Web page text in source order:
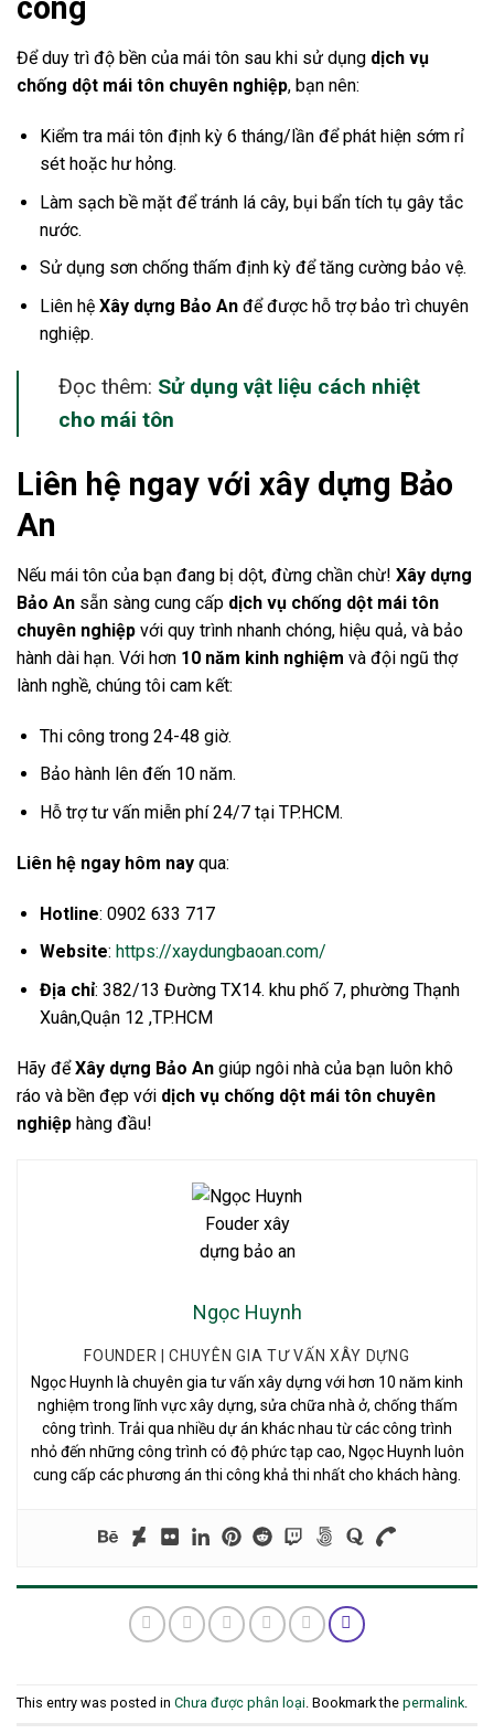
công
Để duy trì độ bền của mái tôn sau khi sử dụng dịch vụ
chống dột mái tôn chuyên nghiệp, bạn nên:
Kiểm tra mái tôn định kỳ 6 tháng/lần để phát hiện sớm rỉ
sét hoặc hư hỏng.
Làm sạch bề mặt để tránh lá cây, bụi bẩn tích tụ gây tắc
nước.
Sử dụng sơn chống thấm định kỳ để tăng cường bảo vệ.
Liên hệ Xây dựng Bảo Anđể được hỗ trợ bảo trì chuyên
nghiệp.
Đọc thêm: Sử dụng vật liệu cách nhiệt
cho mái tôn
Liên hệ ngay với xây dựng Bảo
An
Nếu mái tôn của bạn đang bị dột, đừng chần chừ! Xây dựng
Bảo An sẵn sàng cung cấp dịch vụ chống dột mái tôn
chuyên nghiệp với quy trình nhanh chóng, hiệu quả, và bảo
hành dài hạn. Với hơn 10 năm kinh nghiệm và đội ngũ thợ
lành nghề, chúng tôi cam kết:
Thi công trong 24-48 giờ.
Bảo hành lên đến 10 năm.
Hỗ trợ tư vấn miễn phí 24/7 tại TP.HCM.
Liên hệ ngay hôm nay qua:
Hotline: 0902 633 717
Website: https://xaydungbaoan.com/
Địa chỉ: 382/13 Đường TX14. khu phố 7, phường Thạnh
Xuân,Quận 12 ,TP.HCM
Hãy đểXây dựng Bảo An giúp ngôi nhà của bạn luôn khô
ráo và bền đẹp với dịch vụ chống dột mái tôn chuyên
nghiệp hàng đầu!
Ngọc Huynh
FOUNDER | CHUYÊN GIA TƯ VẤN XÂY DỰNG
Ngọc Huynh là chuyên gia tư vấn xây dựng với hơn 10 năm kinh
nghiệm trong lĩnh vực xây dựng, sửa chữa nhà ở, chống thấm
công trình. Trải qua nhiều dự án khác nhau từ các công trình
nhỏ đến những công trình có độ phức tạp cao, Ngọc Huynh luôn
cung cấp các phương án thi công khả thi nhất cho khách hàng.
This entry was posted in Chưa được phân loại. Bookmark the permalink.